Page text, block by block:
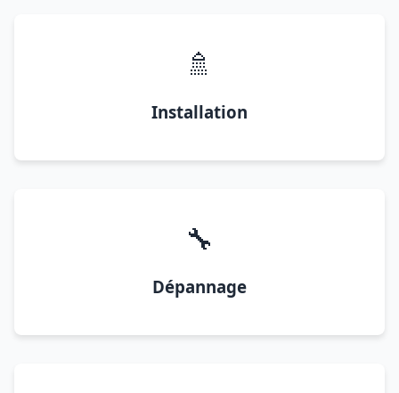
🚿
Installation
🔧
Dépannage